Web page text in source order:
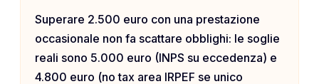
Superare 2.500 euro con una prestazione
occasionale non fa scattare obblighi: le soglie
reali sono 5.000 euro (INPS su eccedenza) e
4.800 euro (no tax area IRPEF se unico